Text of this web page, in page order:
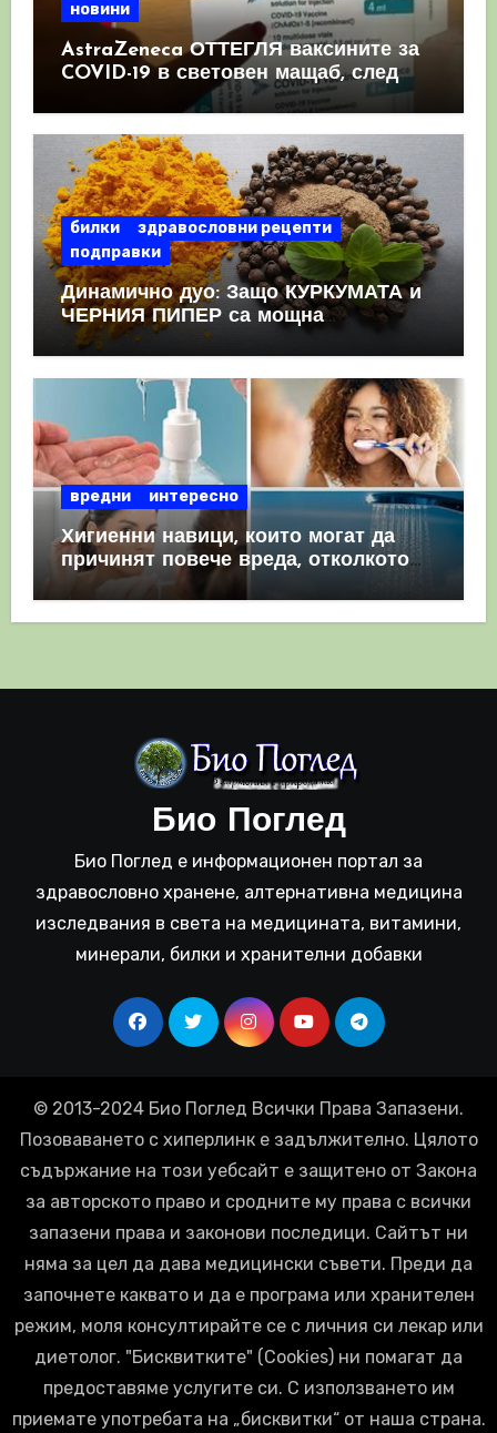
новини
AstraZeneca ОТТЕГЛЯ ваксините за
COVID-19 в световен мащаб, след
като призна, че те причиняват
билки
здравословни рецепти
подправки
Динамично дуо: Защо КУРКУМАТА и
ЧЕРНИЯ ПИПЕР са мощна
комбинация
вредни интересно
Хигиенни навици, които могат да
причинят повече вреда, отколкото
полза
Био Поглед
Био Поглед е информационен портал за
здравословно хранене, алтернативна медицина
изследвания в света на медицината, витамини,
минерали, билки и хранителни добавки
© 2013-2024 Био Поглед Всички Права Запазени.
Позоваването с хиперлинк е задължително. Цялото
съдържание на този уебсайт е защитено от Закона
за авторското право и сродните му права с всички
запазени права и законови последици. Сайтът ни
няма за цел да дава медицински съвети. Преди да
започнете каквато и да е програма или хранителен
режим, моля консултирайте се с личния си лекар или
диетолог. "Бисквитките" (Cookies) ни помагат да
предоставяме услугите си. С използването им
приемате употребата на „бисквитки“ от наша страна.